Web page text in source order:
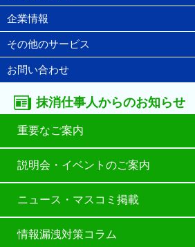
企業情報
その他のサービス
お問い合わせ
抹消仕事人からのお知らせ
重要なご案内
説明会・イベントのご案内
ニュース・マスコミ掲載
情報漏洩対策コラム